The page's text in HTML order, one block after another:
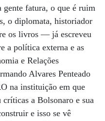
gente fatura, o que é ruim
o diplomata, historiador
os livros — já escreveu
a política externa e as
e Relações
Alvares Penteado
na instituição em que
a Bolsonaro e sua
e isso se vê